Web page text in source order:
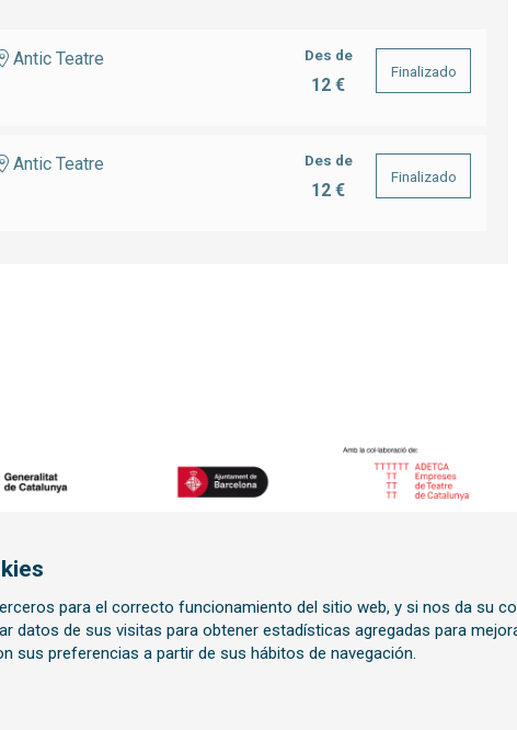
Antic Teatre Des de
12 €
Finalizado
Antic Teatre Des de
12 €
Finalizado
al boletín
para el correcto funcionamiento del sitio web, y si nos da su
datos de sus visitas para obtener estadísticas agregadas para
sus preferencias a partir de sus hábitos de navegación.